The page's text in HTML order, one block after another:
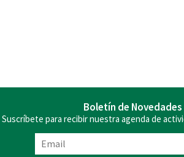
Boletín de Novedades
Suscríbete para recibir nuestra agenda de